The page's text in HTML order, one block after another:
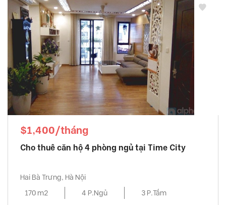
$1,400/tháng
Cho thuê căn hộ 4 phòng ngủ tại Time City
Hai Bà Trưng, Hà Nội
170 m2
4 P.Ngủ 3 P.Tắm